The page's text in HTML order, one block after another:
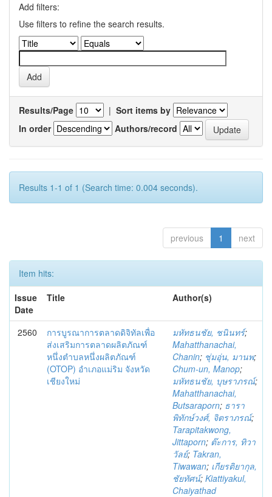
Add filters:
Use filters to refine the search results.
Results/Page | Sort items by
In order
Authors/record
Results 1-1 of 1 (Search time: 0.004 seconds).
previous 1 next
Item hits:
Issue
Date
Title Author(s)
2560
การบูรณาการตลาดดิจิทัลเพื่อ
ส่งเสริมการตลาดผลิตภัณฑ์
หนึ่งตำบลหนึ่งผลิตภัณฑ์
(OTOP) อำเภอแม่ริม จังหวัด
เชียงใหม่
มหัทธนชัย, ชนินทร์;
Mahatthanachai,
Chanin; ชุ่มอุ่น, มานพ;
Chum-un, Manop;
มหัทธนชัย, บุษราภรณ์;
Mahatthanachai,
Butsaraporn; ธารา
พิทักษ์วงศ์, จิตราภรณ์;
Tarapitakwong,
Jittaporn; ต๊ะการ, ทิวา
วัลย์; Takran,
Tiwawan; เกียรติยากุล,
ชัยทัศน์; Kiattiyakul,
Chaiyathad